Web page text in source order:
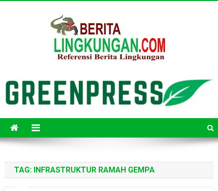
TAG: INFRASTRUKTUR RAMAH GEMPA